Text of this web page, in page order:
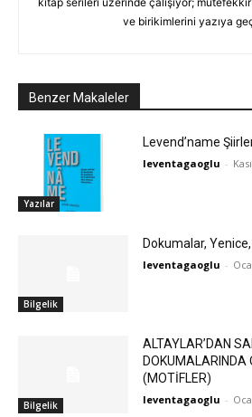
ve birikimlerini yazıya
Benzer Makaleler
Yazılar
Levend’name
leventagaoglu -
Bilgelik
Dokumalar,
leventagaoglu -
Bilgelik
ALTAYLAR’DAN
DOKUMALARINDA
(MOTİFLER)
leventagaoglu -